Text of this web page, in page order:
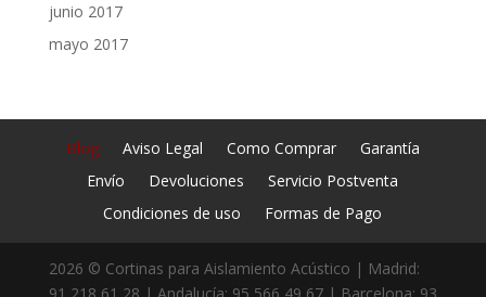
junio 2017
mayo 2017
Blog Aviso Legal Como Comprar
Garantía
Envío
Devoluciones
Servicio Postventa
Condiciones de uso
Formas de Pago
2026 © Cortinas para Aislamiento Acústico | Madrid: